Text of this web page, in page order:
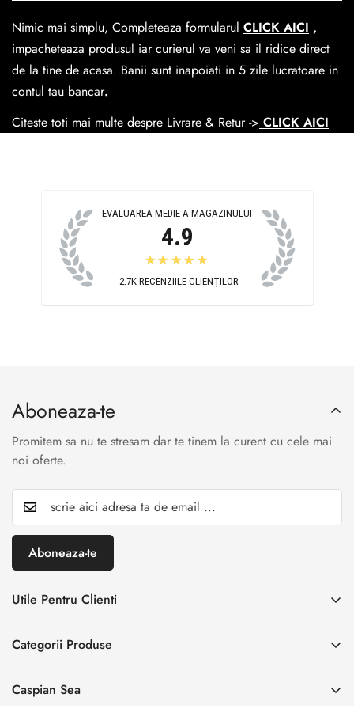
Easybox-ul Emag.
Cosul de livrareeste 15 lei pentru o comanda mai mica de
390 lei si Gratuit pentru o comanda de peste 390 lei.
Nimic mai simplu, Completeaza formularul CLICK AICI ,
impacheteaza produsul iar curierul va veni sa il ridice direct
de la tine de acasa. Banii sunt inapoiati in 5 zile lucratoare in
contul tau bancar.
Citeste toti mai multe despre Livrare & Retur -> CLICK AICI
EVALUAREA MEDIE A MAGAZINULUI
4.9
★★★★★
2.7K RECENZIILE CLIENȚILOR
Aboneaza-te
Promitem sa nu te stresam dar te tinem la curent cu cele mai
noi oferte.
Aboneaza-te
Utile Pentru Clienti
Creaza cont
Autentificare cont
Categorii Produse
Incaltaminte Dama
Caspian Sea